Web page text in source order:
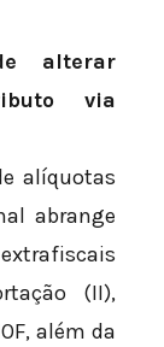
alterar
via
alíquotas
abrange
(II),
além da